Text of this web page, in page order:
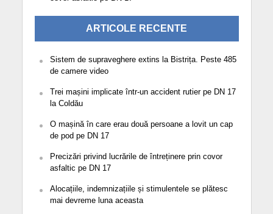
ARTICOLE RECENTE
Sistem de supraveghere extins la Bistrița. Peste 485
de camere video
Trei mașini implicate într-un accident rutier pe DN 17
la Coldău
O mașină în care erau două persoane a lovit un cap
de pod pe DN 17
Precizări privind lucrările de întreținere prin covor
asfaltic pe DN 17
Alocațiile, indemnizațiile și stimulentele se plătesc
mai devreme luna aceasta